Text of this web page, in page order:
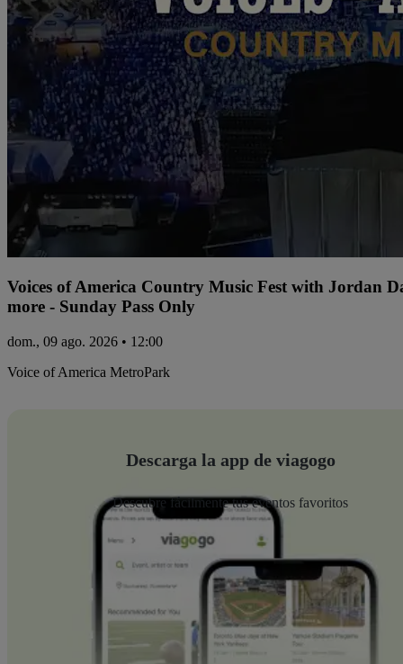
Voices of America Country Music Fest with Jordan
more - Sunday Pass Only
dom., 09 ago. 2026 • 12:00
Voice of America MetroPark
Descarga la app de viagogo
Descubre fácilmente tus eventos favoritos